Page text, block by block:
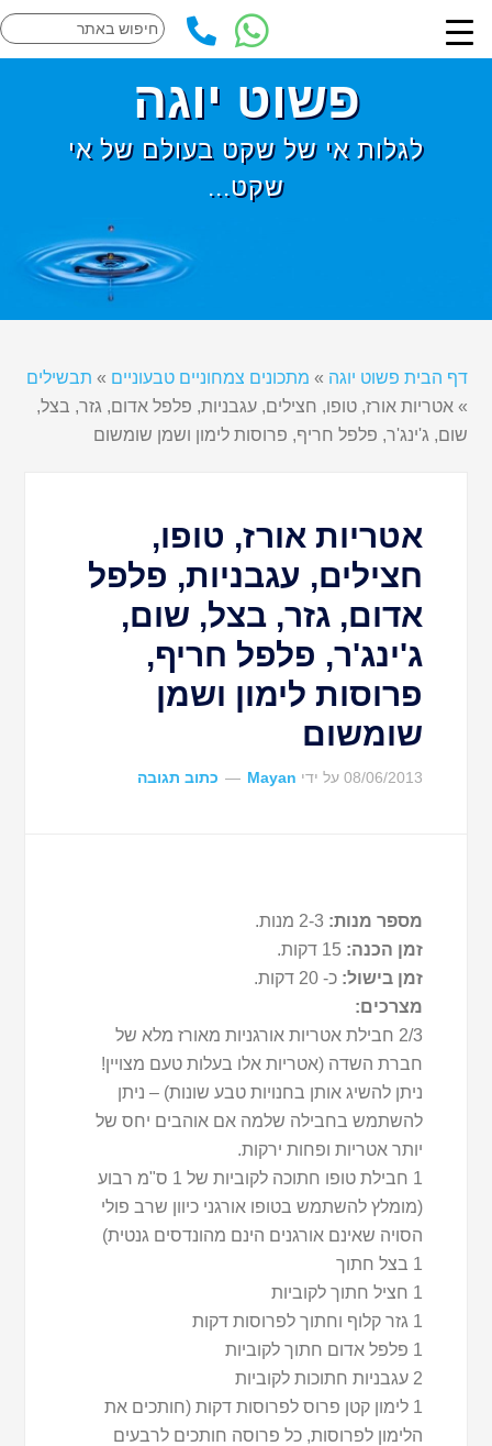
פשוט יוגה
לגלות אי של שקט בעולם של אי
שקט...
דף הבית פשוט יוגה » מתכונים צמחוניים טבעוניים » תבשילים
»אטריות אורז, טופו, חצילים, עגבניות, פלפל אדום, גזר, בצל,
שום, ג'ינג'ר, פלפל חריף, פרוסות לימון ושמן שומשום
אטריות אורז, טופו,
חצילים, עגבניות, פלפל
אדום, גזר, בצל, שום,
ג'ינג'ר, פלפל חריף,
פרוסות לימון ושמן
שומשום
08/06/2013 על ידי Mayan כתוב תגובה
מספר מנות:
זמן הכנה:15 דקות.
זמן בישול:כ- 20 דקות.
מצרכים:
2/3 חבילת אטריות אורגניות מאורז מלא של
חברת השדה (אטריות אלו בעלות טעם מצויין!
ניתן להשיג אותן בחנויות טבע שונות) – ניתן
להשתמש בחבילה שלמה אם אוהבים יחס של
יותר אטריות ופחות ירקות.
1 חבילת טופו חתוכה לקוביות של 1 ס"מ רבוע
(מומלץ להשתמש בטופו אורגני כיוון שרב פולי
הסויה שאינם אורגנים הינם מהונדסים גנטית)
1 בצל חתוך
1 חציל חתוך לקוביות
1 גזר קלוף וחתוך לפרוסות דקות
1 פלפל אדום חתוך לקוביות
2 עגבניות חתוכות לקוביות
1 לימון קטן פרוס לפרוסות דקות (חותכים את
הלימון לפרוסות, כל פרוסה חותכים לרבעים